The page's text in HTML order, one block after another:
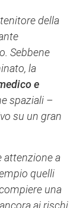
della
Sebbene
la
e
spaziali –
su un gran
attenzione a
quelli
una
ai rischi